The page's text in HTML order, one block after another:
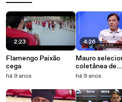
2:23
Flamengo Paixão
cega
há 9 anos
4:26
Mauro
coletânea de
trapalhadas de
contra o Avaí
há 9 anos